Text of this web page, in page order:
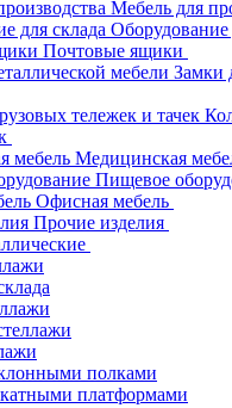
Мебель для
Оборудование
Почтовые ящики
Замки
Медицинская
Пищевое
Офисная мебель
Прочие изделия
полками
платформами